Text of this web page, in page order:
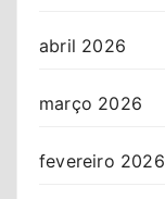
abril 2026
março 2026
fevereiro 2026